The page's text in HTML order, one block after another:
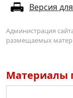
Версия
Администрация
размещаемых
Материалы